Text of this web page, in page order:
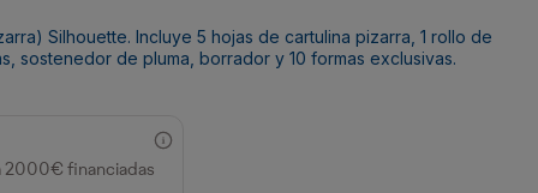
Silhouette. Incluye 5 hojas de cartulina pizarra, 1 rollo de
sostenedor de pluma, borrador y 10 formas exclusivas.
2000€ financiadas